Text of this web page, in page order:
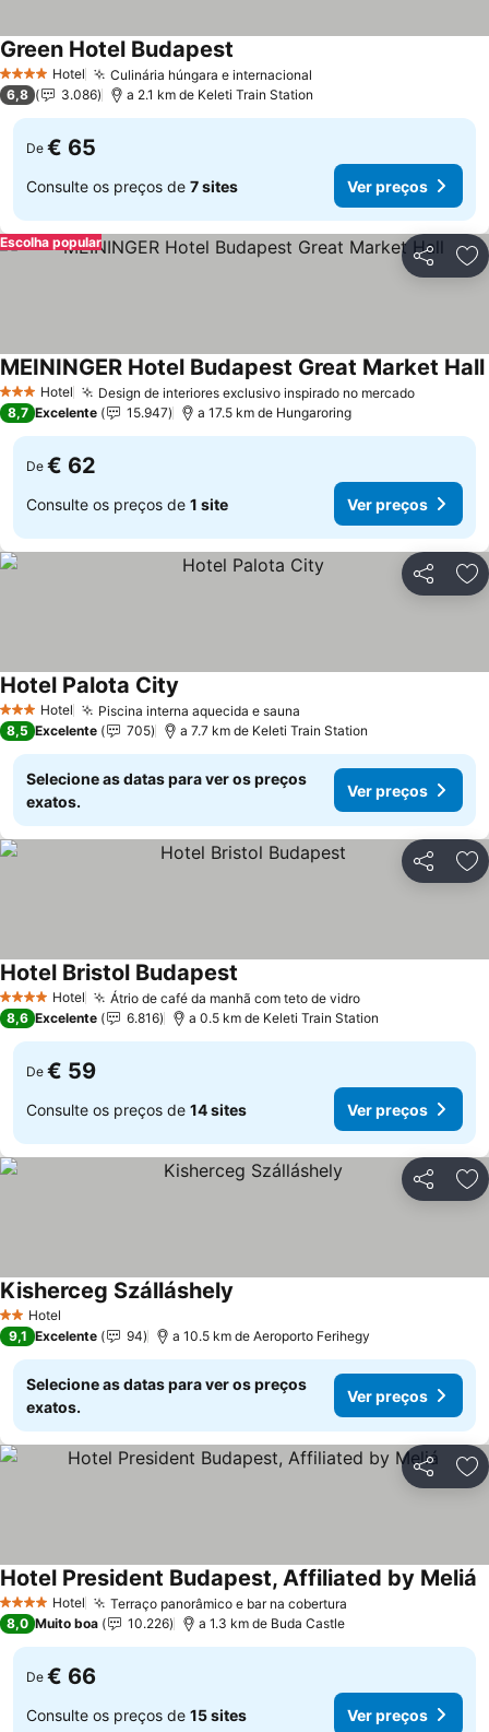
4 EstrelasHotel Culinária húngara e internacional
Green Hotel Budapest
6,8 3.086 a 2.1 km de Keleti Train Station
De € 65
Consulte os preços de 7 sites Ver preços
Partilhar
Escolha popular
3 EstrelasHotel Design de interiores exclusivo inspirado no mercadoVer
MEININGER Hotel Budapest Great Market Hall
8,7 Excelente 15.947 a 17.5 km de Hungaroring
De € 62
Consulte os preços de 1 site Ver preços
Partilhar
3 EstrelasHotel Piscina interna aquecida e sauna
Hotel Palota City
8,5 Excelente 705 a 7.7 km de Keleti Train Station
Selecione as datas para ver os preços
exatos.
Ver preços
Partilhar
4 EstrelasHotel Átrio de café da manhã com teto de vidroVer preços
Hotel Bristol Budapest
8,6 Excelente 6.816 a 0.5 km de Keleti Train Station
De € 59
Consulte os preços de 14 sites Ver preços
Partilhar
2 Estrelas
Hotel
Kisherceg Szálláshely
9,1 Excelente 94 a 10.5 km de Aeroporto Ferihegy
Selecione as datas para ver os preços
exatos.
Ver preços
Partilhar
4 EstrelasHotel Terraço panorâmico e bar na cobertura
Hotel President Budapest, Affiliated by Meliá
8,0 Muito boa 10.226 a 1.3 km de Buda Castle
De € 66
Consulte os preços de 15 sites Ver preços